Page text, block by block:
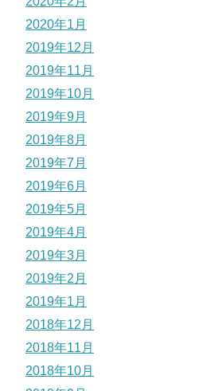
2020年1月
2019年12月
2019年11月
2019年10月
2019年9月
2019年8月
2019年7月
2019年6月
2019年5月
2019年4月
2019年3月
2019年2月
2019年1月
2018年12月
2018年11月
2018年10月